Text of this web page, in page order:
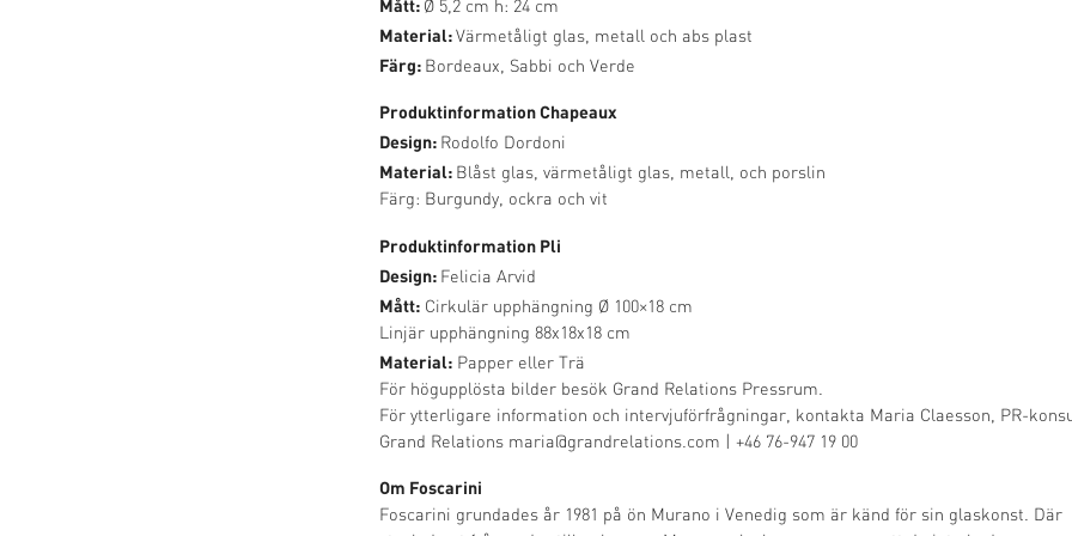
Mått: Ø 5,2 cm h: 24 cm
Material: Värmetåligt glas, metall och abs plast
Färg: Bordeaux, Sabbi och Verde
Produktinformation Chapeaux
Design: Rodolfo Dordoni
Material: Blåst glas, värmetåligt glas, metall, och porslin
Färg: Burgundy, ockra och vit
Produktinformation Pli
Design: Felicia Arvid
Mått: Cirkulär upphängning Ø 100×18 cm
Linjär upphängning 88x18x18 cm
Material: Papper eller Trä
För högupplösta bilder besök Grand Relations Pressrum.
För ytterligare information och intervjuförfrågningar, kontakta Maria Claesson, PR-
Grand Relations maria@grandrelations.com | +46 76-947 19 00
Om Foscarini
Foscarini grundades år 1981 på ön Murano i Venedig som är känd för sin glaskonst. Där